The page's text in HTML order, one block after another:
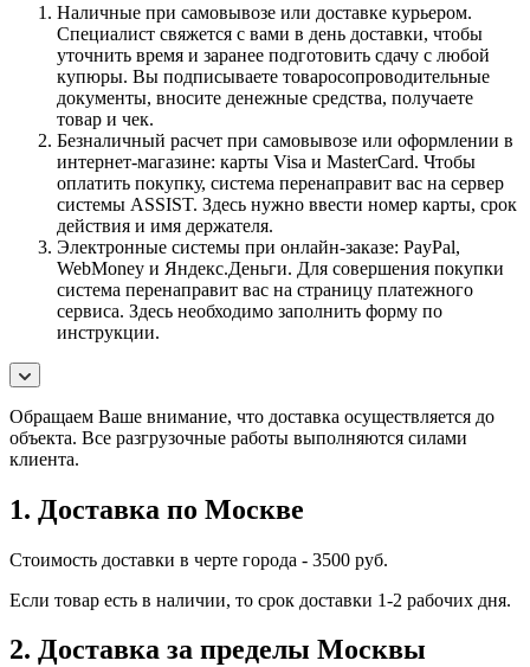
Наличные при самовывозе или доставке курьером.
Специалист свяжется с вами в день доставки, чтобы
уточнить время и заранее подготовить сдачу с любой
купюры. Вы подписываете товаросопроводительные
документы, вносите денежные средства, получаете
товар и чек.
Безналичный расчет при самовывозе или оформлении в
интернет-магазине: карты Visa и MasterCard. Чтобы
оплатить покупку, система перенаправит вас на сервер
системы ASSIST. Здесь нужно ввести номер карты, срок
действия и имя держателя.
Электронные системы при онлайн-заказе: PayPal,
WebMoney и Яндекс.Деньги. Для совершения покупки
система перенаправит вас на страницу платежного
сервиса. Здесь необходимо заполнить форму по
инструкции.
Обращаем Ваше внимание, что доставка осуществляется до
объекта. Все разгрузочные работы выполняются силами
клиента.
1. Доставка по Москве
Стоимость доставки в черте города - 3500 руб.
Если товар есть в наличии, то срок доставки 1-2 рабочих дня.
2. Доставка за пределы Москвы